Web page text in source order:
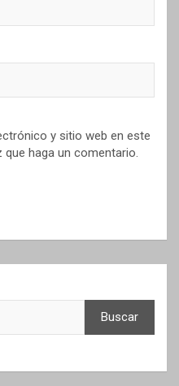
y sitio web en este
que haga un comentario.
Buscar